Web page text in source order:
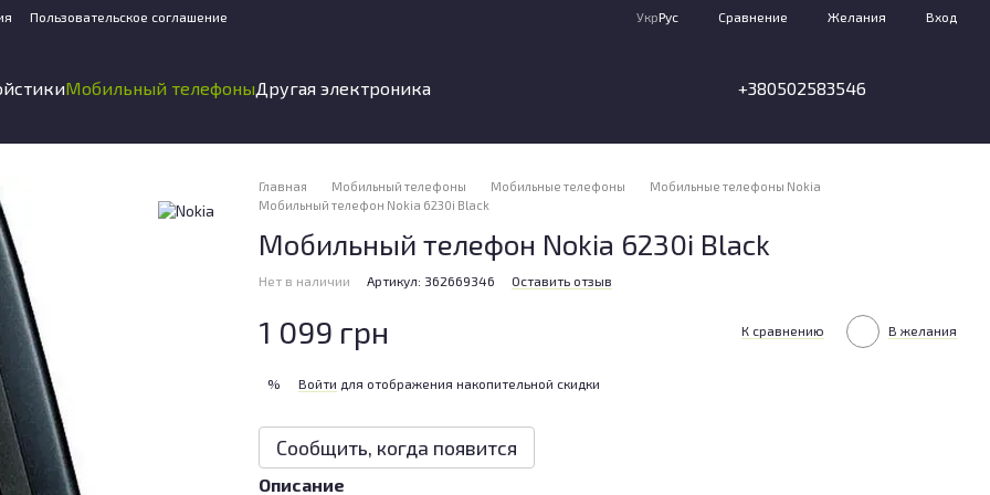
Пользовательское соглашение УкрРус Сравнение Желания Вход
Мобильный телефоныДругая электроника +380502583546
Главная Мобильный телефоны Мобильные телефоны
Мобильные телефоны Nokia
Мобильный телефон Nokia 6230i Black
Мобильный телефон Nokia 6230i Black
Нет в наличии Артикул: 362669346 Оставить отзыв
1 099 грн К сравнению В желания
% Войти для отображения накопительной скидки
Сообщить, когда появится
Описание